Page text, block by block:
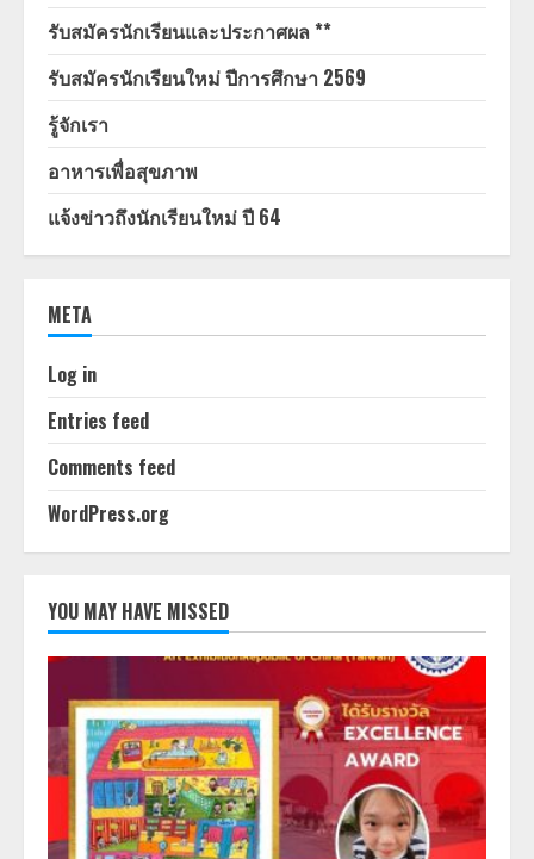
รับสมัครนักเรียนและประกาศผล **
รับสมัครนักเรียนใหม่ ปีการศึกษา 2569
รู้จักเรา
อาหารเพื่อสุขภาพ
แจ้งข่าวถึงนักเรียนใหม่ ปี 64
META
Log in
Entries feed
Comments feed
WordPress.org
YOU MAY HAVE MISSED